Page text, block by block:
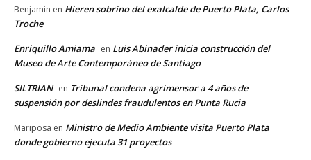
Benjamin en Hieren sobrino del exalcalde de Puerto Plata, Carlos
Troche
Enriquillo Amiama en Luis Abinader inicia construcción del
Museo de Arte Contemporáneo de Santiago
SILTRIAN en Tribunal condena agrimensor a 4 años de
suspensión por deslindes fraudulentos en Punta Rucia
Mariposa en Ministro de Medio Ambiente visita Puerto Plata
donde gobierno ejecuta 31 proyectos